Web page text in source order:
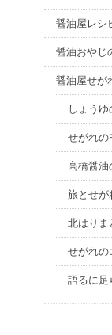
醤油屋レシ
醤油おやじ
醤油屋せが
しょう
せがれの
高橋醤油
旅とせが
北はりま
せがれの
語るに足